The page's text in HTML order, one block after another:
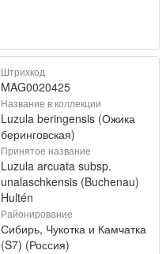
Штрихкод
MAG0020425
Название в коллекции
Luzula beringensis (Ожика
беринговская)
Принятое название
Luzula arcuata subsp.
unalaschkensis (Buchenau)
Hultén
Районирование
Сибирь, Чукотка и Камчатка
(S7) (Россия)